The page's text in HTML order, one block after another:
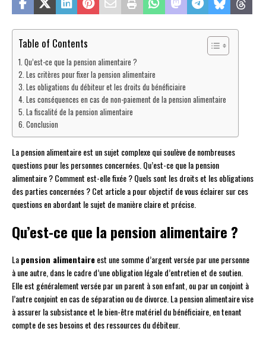
Table of Contents
Qu’est-ce que la pension alimentaire ?
Les critères pour fixer la pension alimentaire
Les obligations du débiteur et les droits du bénéficiaire
Les conséquences en cas de non-paiement de la pension alimentaire
La fiscalité de la pension alimentaire
Conclusion
La pension alimentaire est un sujet complexe qui soulève de nombreuses
questions pour les personnes concernées. Qu’est-ce que la pension
alimentaire ? Comment est-elle fixée ? Quels sont les droits et les obligations
des parties concernées ? Cet article a pour objectif de vous éclairer sur ces
questions en abordant le sujet de manière claire et précise.
Qu’est-ce que la pension alimentaire ?
Lapension alimentaireest une somme d’argent versée par une personne
à une autre, dans le cadre d’une obligation légale d’entretien et de soutien.
Elle est généralement versée par un parent à son enfant, ou par un conjoint à
l’autre conjoint en cas de séparation ou de divorce. La pension alimentaire vise
à assurer la subsistance et le bien-être matériel du bénéficiaire, en tenant
compte de ses besoins et des ressources du débiteur.